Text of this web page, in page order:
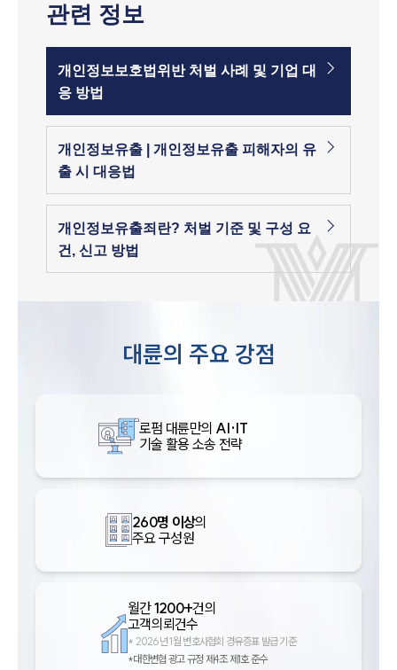
관련 정보
개인정보보호법위반 처벌 사례 및 기업 대
응 방법
개인정보유출 | 개인정보유출 피해자의 유
출 시 대응법
개인정보유출죄란? 처벌 기준 및 구성 요
건, 신고 방법
대륜의 주요 강점
로펌 대륜만의 AI·IT
기술 활용 소송 전략
260명 이상의
주요 구성원
월간1200+건의
고객의뢰건수
* 2026년 1월 변호사협회 경유증표 발급 기준
*대한변협 광고 규정 제4조 제1호 준수